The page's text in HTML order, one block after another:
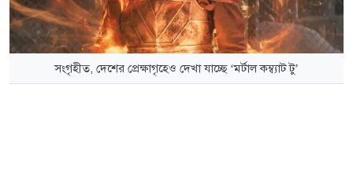
সংগৃহীত, দেশের প্রেক্ষাগৃহেও দেখা যাচ্ছে ‘মর্টাল কম্ব্যাট টু’